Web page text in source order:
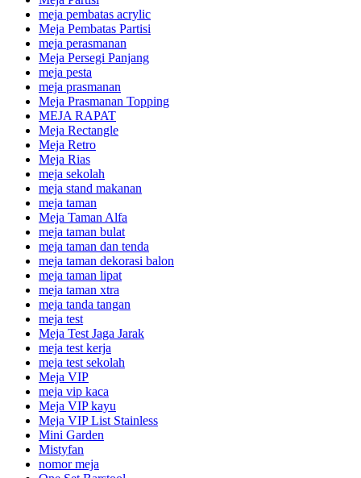
meja pembatas acrylic
Meja Pembatas Partisi
meja perasmanan
Meja Persegi Panjang
meja pesta
meja prasmanan
Meja Prasmanan Topping
MEJA RAPAT
Meja Rectangle
Meja Retro
Meja Rias
meja sekolah
meja stand makanan
meja taman
Meja Taman Alfa
meja taman bulat
meja taman dan tenda
meja taman dekorasi balon
meja taman lipat
meja taman xtra
meja tanda tangan
meja test
Meja Test Jaga Jarak
meja test kerja
meja test sekolah
Meja VIP
meja vip kaca
Meja VIP kayu
Meja VIP List Stainless
Mini Garden
Mistyfan
nomor meja